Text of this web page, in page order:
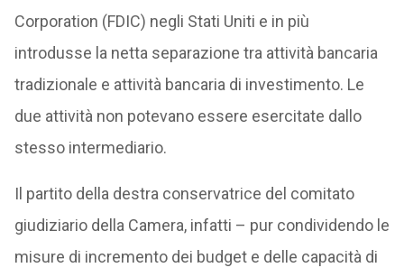
Corporation (FDIC) negli Stati Uniti e in più
introdusse la netta separazione tra attività bancaria
tradizionale e attività bancaria di investimento. Le
due attività non potevano essere esercitate dallo
stesso intermediario.
Il partito della destra conservatrice del comitato
giudiziario della Camera, infatti – pur condividendo le
misure di incremento dei budget e delle capacità di